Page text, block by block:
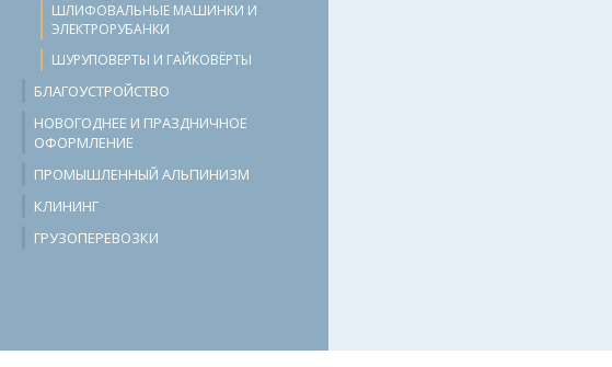
ШЛИФОВАЛЬНЫЕ МАШИНКИ И
ЭЛЕКТРОРУБАНКИ
ШУРУПОВЕРТЫ И ГАЙКОВЁРТЫ
БЛАГОУСТРОЙСТВО
НОВОГОДНЕЕ И ПРАЗДНИЧНОЕ
ОФОРМЛЕНИЕ
ПРОМЫШЛЕННЫЙ АЛЬПИНИЗМ
КЛИНИНГ
ГРУЗОПЕРЕВОЗКИ